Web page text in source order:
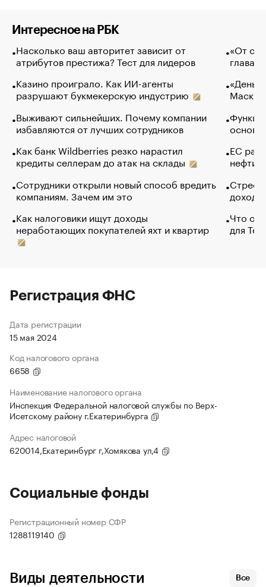
Интересное на РБК
Насколько ваш авторитет зависит от
атрибутов престижа? Тест для лидеров
Казино проиграло. Как ИИ-агенты
разрушают букмекерскую индустрию
Выживают сильнейших. Почему компании
избавляются от лучших сотрудников
Как банк Wildberries резко нарастил
кредиты селлерам до атак на склады
Сотрудники открыли новый способ вредить
компаниям. Зачем им это
Как налоговики ищут доходы
неработающих покупателей яхт и квартир
«От
глава
Маск в
основ
ЕС
нефти
Что
для
Регистрация ФНС
Дата регистрации
15 мая 2024
Код налогового органа
6658
Наименование налогового органа
Инспекция Федеральной налоговой службы по Верх-
Исетскому району г.Екатеринбурга
Адрес налоговой
620014,Екатеринбург г,Хомякова ул,4
Социальные фонды
Регистрационный номер СФР
1288119140
Виды деятельности Все